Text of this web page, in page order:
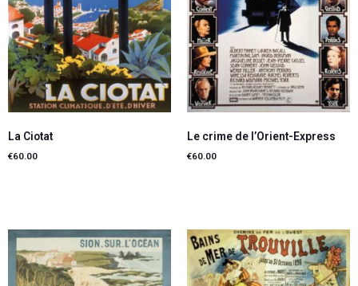
La Ciotat
€60.00
Le crime de l’Orient-Express
€60.00